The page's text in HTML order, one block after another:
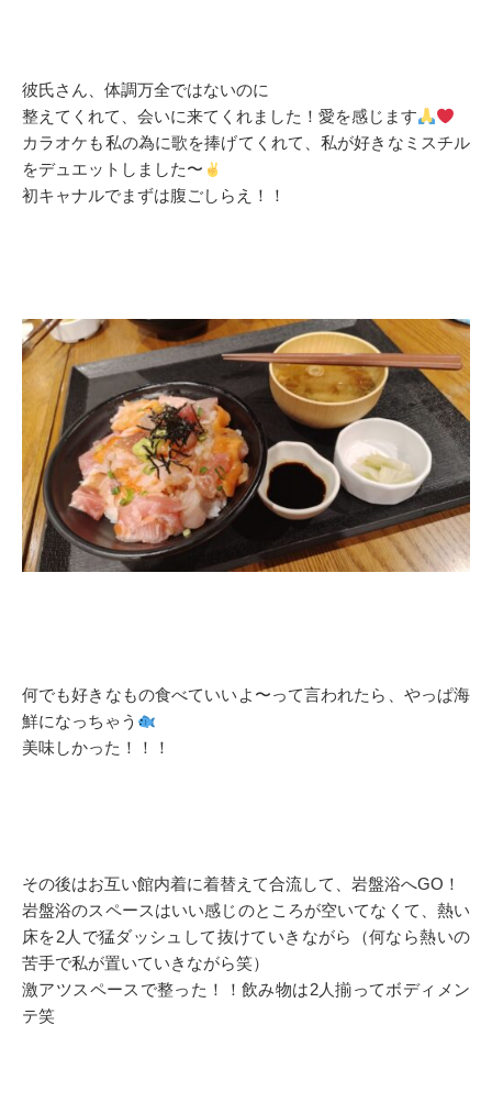
彼氏さん、体調万全ではないのに
整えてくれて、会いに来てくれました！愛を感じます
カラオケも私の為に歌を捧げてくれて、私が好きなミスチル
をデュエットしました〜
初キャナルでまずは腹ごしらえ！！
何でも好きなもの食べていいよ〜って言われたら、やっぱ海
鮮になっちゃう
美味しかった！！！
その後はお互い館内着に着替えて合流して、岩盤浴へGO！
岩盤浴のスペースはいい感じのところが空いてなくて、熱い
床を2人で猛ダッシュして抜けていきながら（何なら熱いの
苦手で私が置いていきながら笑）
激アツスペースで整った！！飲み物は2人揃ってボディメン
テ笑